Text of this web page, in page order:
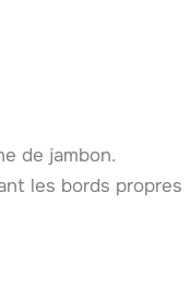
de jambon.
les bords propres